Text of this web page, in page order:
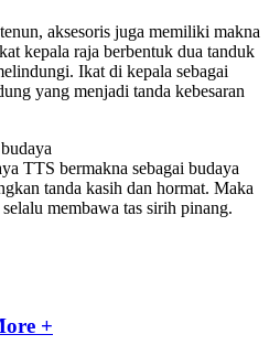
aksesoris juga memiliki makna
kepala raja berbentuk dua tanduk
Ikat di kepala sebagai
yang menjadi tanda kebesaran
TTS bermakna sebagai budaya
tanda kasih dan hormat. Maka
membawa tas sirih pinang.
+